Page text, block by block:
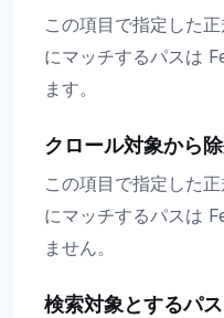
この項目で指定した
にマッチするパスは
ます。
クロール対象から
この項目で指定した
にマッチするパスは
ません。
検索対象とするパス